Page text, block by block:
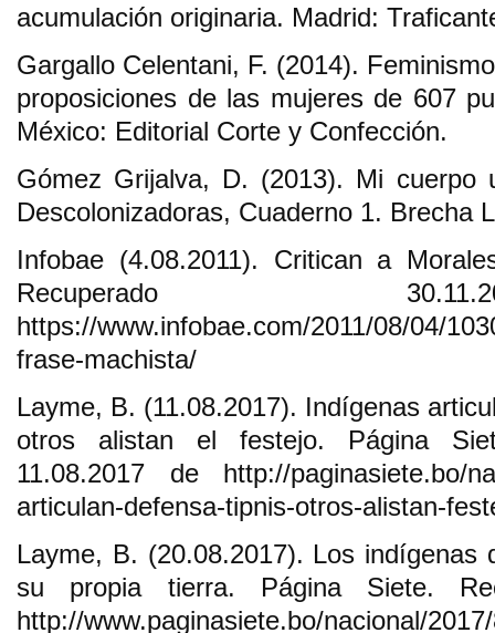
acumulación originaria. Madrid:
Gargallo Celentani, F. (2014).
proposiciones de las mujeres de 607
México: Editorial Corte y Confección.
Gómez Grijalva, D. (2013). Mi cuerpo
Descolonizadoras, Cuaderno 1. Brecha
Infobae (4.08.2011). Critican a
Recuperado
https://www.infobae.com/2011/08/04/
frase-machista/
Layme, B. (11.08.2017). Indígenas
otros alistan el festejo. Página
11.08.2017 de http://paginasiete.bo/
articulan-defensa-tipnis-otros-alistan-
Layme, B. (20.08.2017). Los indígenas
su propia tierra. Página Siete.
http://www.paginasiete.bo/nacional/